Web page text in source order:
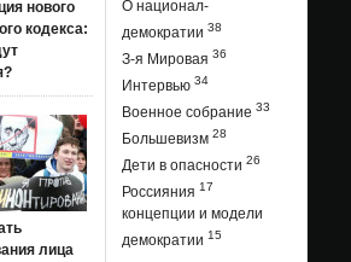
нового
кодекса:
лица
О национал-
демократии 38
З-я Мировая 36
Интервью 34
Военное собрание 33
Большевизм 28
Дети в опасности 26
Россияния 17
концепции и модели
демократии 15